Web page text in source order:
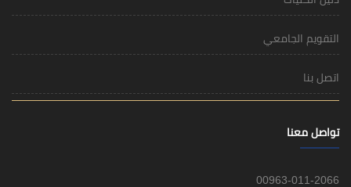
التقويم الجامعي
اتصل بنا
تواصل معنا
00963-011-2066